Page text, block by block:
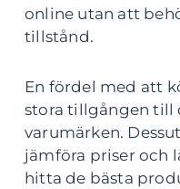
online utan att
tillstånd.
En fördel med att
stora tillgången till
varumärken.
jämföra priser och
hitta de bästa